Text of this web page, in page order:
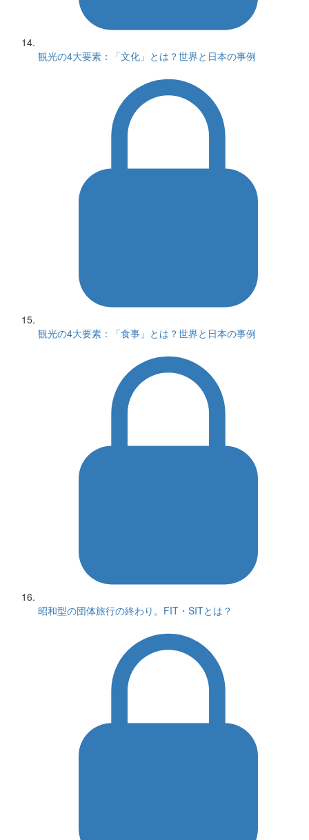
観光の4大要素：「文化」とは？世界と日本の事例
観光の4大要素：「食事」とは？世界と日本の事例
昭和型の団体旅行の終わり。FIT・SITとは？